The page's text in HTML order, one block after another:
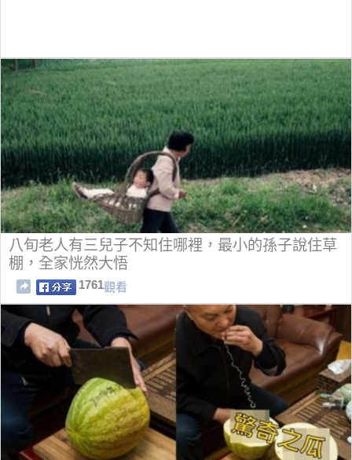
八旬老人有三兒子不知住哪裡，最小的孫子說住草
棚，全家恍然大悟
1761觀看